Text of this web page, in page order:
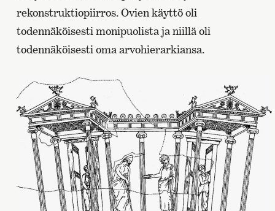
rekonstruktiopiirros. Ovien käyttö oli
todennäköisesti monipuolista ja niillä oli
todennäköisesti oma arvohierarkiansa.